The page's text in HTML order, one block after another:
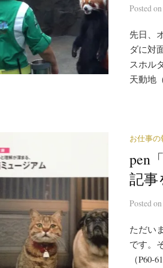
Postedon
先日、
ダに対
スホル
天動地
お仕事の
pen
記事
Postedon
ただい
です。
（